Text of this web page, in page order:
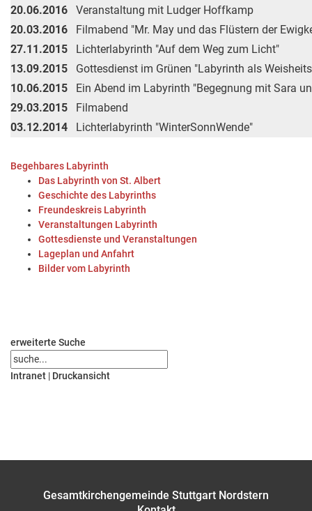
20.06.2016
Veranstaltung mit Ludger Hoffkamp
20.03.2016
Filmabend "Mr. May und das Flüstern der
27.11.2015
Lichterlabyrinth "Auf dem Weg zum Licht"
13.09.2015
Gottesdienst im Grünen "Labyrinth als
10.06.2015
Ein Abend im Labyrinth "Begegnung mit Sara
29.03.2015
Filmabend
03.12.2014
Lichterlabyrinth "WinterSonnWende"
Begehbares Labyrinth
Das Labyrinth von St. Albert
Geschichte des Labyrinths
Freundeskreis Labyrinth
Veranstaltungen Labyrinth
Gottesdienste und Veranstaltungen
Lageplan und Anfahrt
Bilder vom Labyrinth
erweiterte Suche
Intranet | Druckansicht
Gesamtkirchengemeinde Stuttgart Nordstern